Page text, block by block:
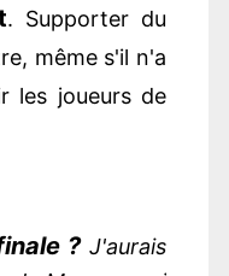
. Supporter du
même s'il n'a
les joueurs de
?J'aurais